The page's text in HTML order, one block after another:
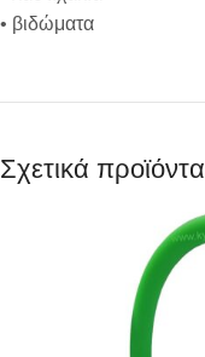
• βιδώματα
Σχετικά προϊόντα